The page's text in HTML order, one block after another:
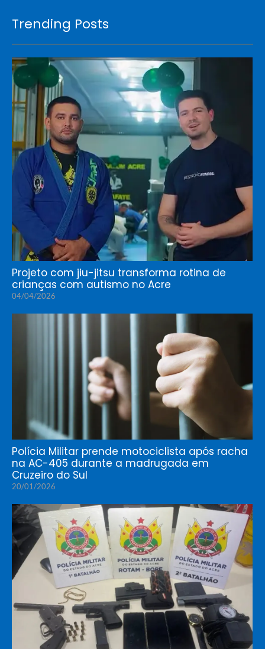
Trending Posts
Projeto com jiu-jitsu transforma rotina de
crianças com autismo no Acre
04/04/2026
Polícia Militar prende motociclista após racha
na AC-405 durante a madrugada em
Cruzeiro do Sul
20/01/2026